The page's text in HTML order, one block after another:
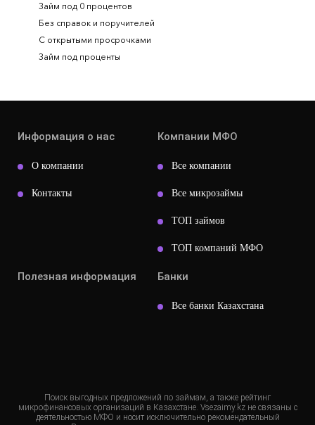
Займ под 0 процентов
Без справок и поручителей
С открытыми просрочками
Займ под проценты
Информация о нас
О компании
Контакты
Компании МФО
Все компании
Все микрозаймы
ТОП займов
ТОП компаний МФО
Полезная информация Банки
Все банки Казахстана
Поиск выгодных предложений по займам, а также рейтинг
микрофинансовых организаций в Казахстане. Vsezaimy.kz не связаны с
деятельностью МФО и носит исключительно рекомендательный